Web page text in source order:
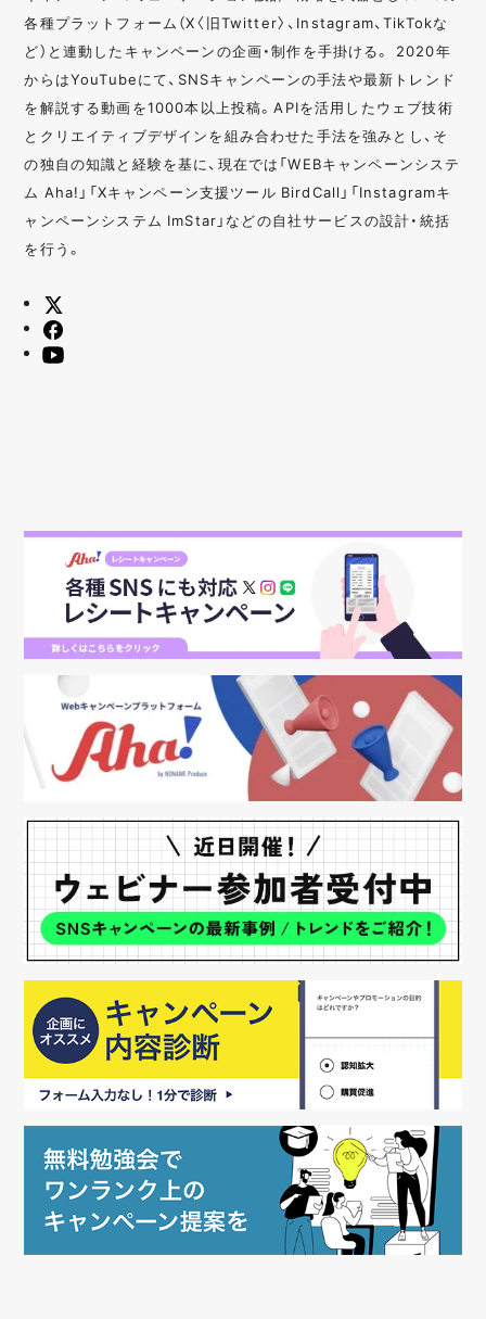
各種プラットフォーム（X〈旧Twitter〉、Instagram、TikTokな
ど）と連動したキャンペーンの企画・制作を手掛ける。 2020年
からはYouTubeにて、SNSキャンペーンの手法や最新トレンド
を解説する動画を1000本以上投稿。APIを活用したウェブ技術
とクリエイティブデザインを組み合わせた手法を強みとし、そ
の独自の知識と経験を基に、現在では「WEBキャンペーンシステ
ム Aha!」「Xキャンペーン支援ツール BirdCall」「Instagramキ
ャンペーンシステム ImStar」などの自社サービスの設計・統括
を行う。